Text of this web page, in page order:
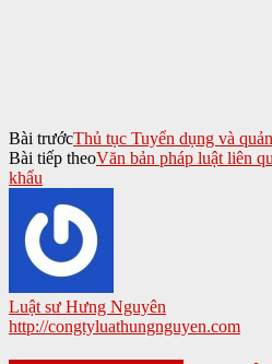
Bài trướcThủ tục Tuyển dụng và
Bài tiếp theoVăn bản pháp luật liên
khẩu
Luật sư Hưng Nguyên
http://congtyluathungnguyen.com